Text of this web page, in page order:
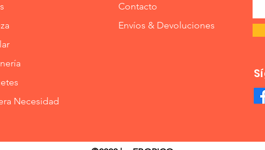
Necesidad
Contacto
Envíos & Devoluciones